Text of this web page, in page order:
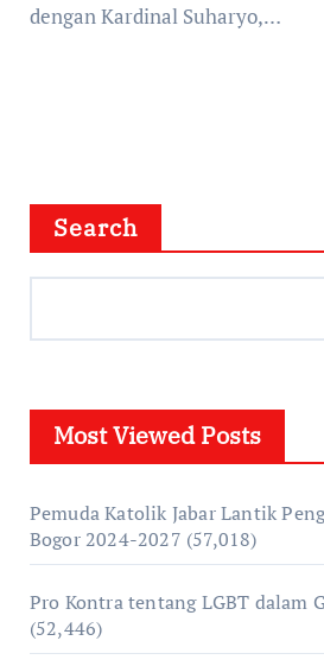
dengan Kardinal Suharyo,…
Search
Most Viewed Posts
Pemuda Katolik Jabar Lantik
Bogor 2024-2027 (57,018)
Pro Kontra tentang LGBT dalam
(52,446)